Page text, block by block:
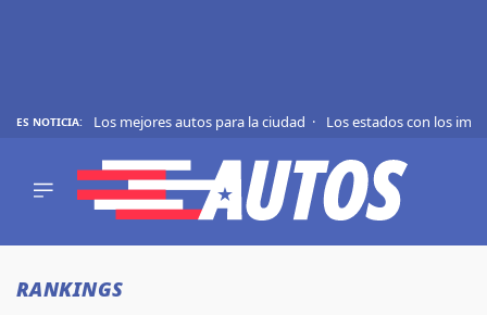
ES NOTICIA: Los mejores autos para la ciudad Los estados con los
SHOWS
RANKINGS